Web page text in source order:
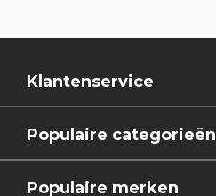
Klantenservice
Populaire categorieën
Populaire merken